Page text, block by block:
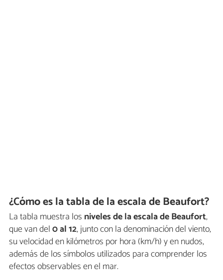
¿Cómo es la tabla de la escala de Beaufort?
La tabla muestra los niveles de la escala de Beaufort,
que van del0 al 12, junto con la denominación del viento,
su velocidad en kilómetros por hora (km/h) y en nudos,
además de los símbolos utilizados para comprender los
efectos observables en el mar.